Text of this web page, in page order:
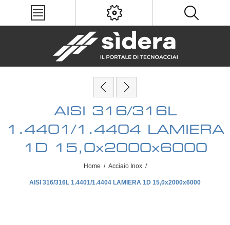
AISI 316/316L
1.4401/1.4404 LAMIERA
1D 15,0x2000x6000
Home / Acciaio Inox /
AISI 316/316L 1.4401/1.4404 LAMIERA 1D 15,0x2000x6000